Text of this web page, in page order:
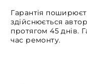
Гарантія
здійснюється
протягом 45 днів.
час ремонту.